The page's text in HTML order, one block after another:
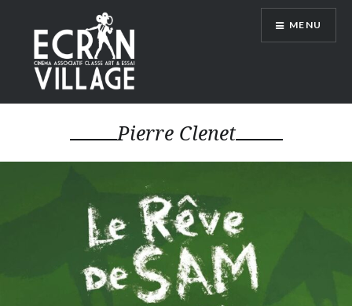
contenu
principal
ÉCRAN VILLAGE
MENU
Pierre Clenet